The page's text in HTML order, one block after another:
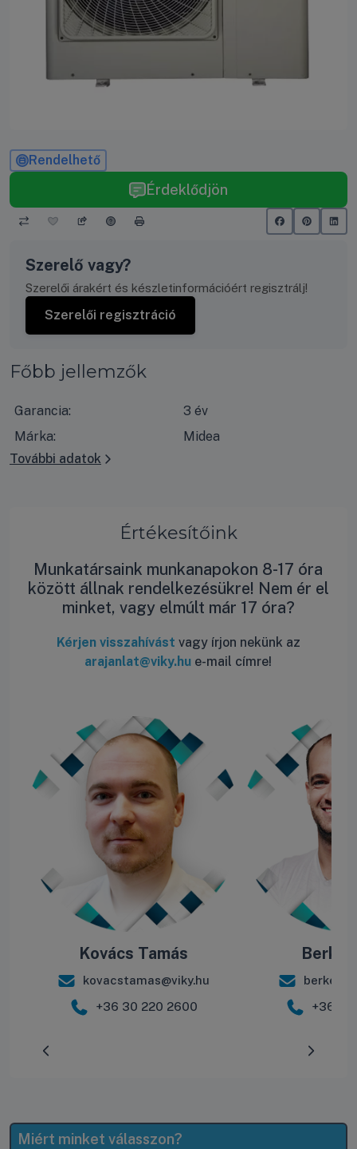
Rendelhető
Érdeklődjön
Szerelő vagy?
Szerelői árakért és készletinformációért regisztrálj!
Szerelői regisztráció
Főbb jellemzők
Garancia:
3 év
Márka:
Midea
További adatok
Értékesítőink
Munkatársaink munkanapokon 8-17 óra
között állnak rendelkezésükre! Nem ér el
minket, vagy elmúlt már 17 óra?
Kérjen visszahívást vagy írjon nekünk az
arajanlat@viky.hu e-mail címre!
Kovács Tamás
kovacstamas@viky.hu
+36 30 220 2600
Berke
+36 30
Miért minket válasszon?